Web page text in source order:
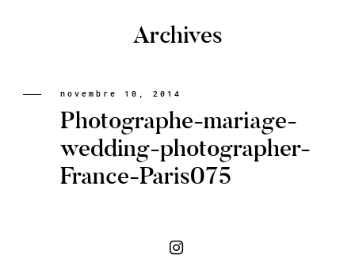
Portfolio
A PROPOS CORALIE
Archives
novembre 10, 2014
Photographe-mariage-
wedding-photographer-
France-Paris075